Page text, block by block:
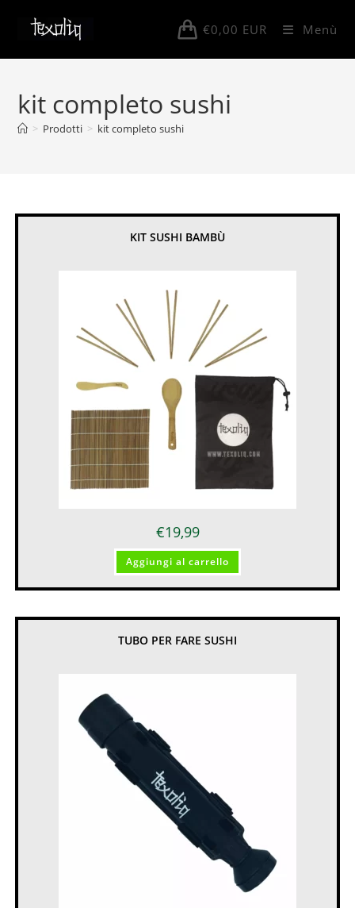
€0,00 EUR Menù
kit completo sushi
> Prodotti > kit completo sushi
KIT SUSHI BAMBÙ
€19,99
Aggiungi al carrello
TUBO PER FARE SUSHI